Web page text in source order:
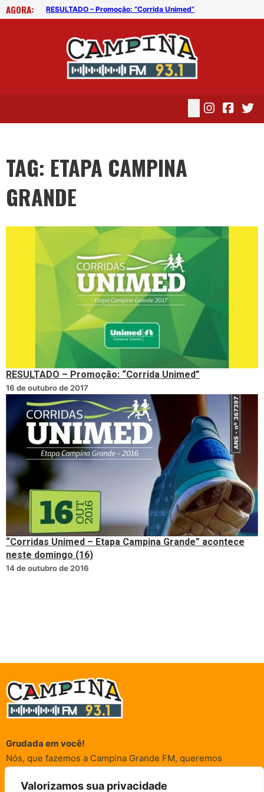
Valorizamos sua privacidade
AGORA:
“Corridas Unimed – Etapa Campina Grande” acontece neste domingo (16) RESULTADO – Promoção: “Corrida Unimed”
TAG: ETAPA CAMPINA
GRANDE
RESULTADO – Promoção: “Corrida Unimed”
16 de outubro de 2017
“Corridas Unimed – Etapa Campina Grande” acontece
neste domingo (16)
14 de outubro de 2016
Grudada em você!
Nós, que fazemos a Campina Grande FM, queremos
acompanham sempre. É para vocês que a Rádio existe e por